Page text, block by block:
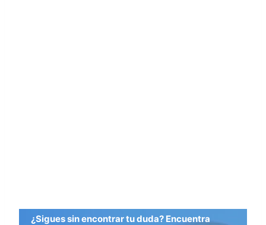
¿Sigues sin encontrar tu duda? Encuentra